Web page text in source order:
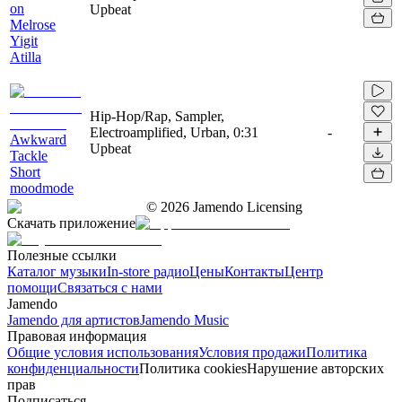
on
Melrose
Yigit
Atilla
Upbeat
Awkward
Tackle
Short
moodmode
Hip-Hop/Rap, Sampler,
Electroamplified, Urban,
Upbeat
0:31 -
© 2026 Jamendo Licensing
Скачать приложение
Полезные ссылки
Каталог музыкиIn-store радиоЦеныКонтактыЦентр
помощиСвязаться с нами
Jamendo
Jamendo для артистовJamendo Music
Правовая информация
Общие условия использованияУсловия продажиПолитика
конфиденциальностиПолитика cookiesНарушение авторских
прав